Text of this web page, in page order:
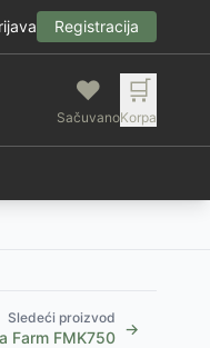
Registracija
❤️
Sačuvano
🛒
Korpa
Sledeći proizvod
Farm FMK750 →